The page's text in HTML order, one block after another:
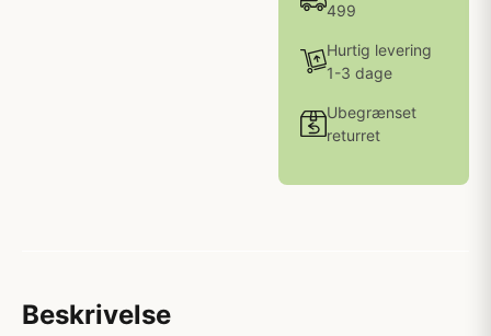
499
Hurtig levering
1-3 dage
Ubegrænset
returret
Beskrivelse